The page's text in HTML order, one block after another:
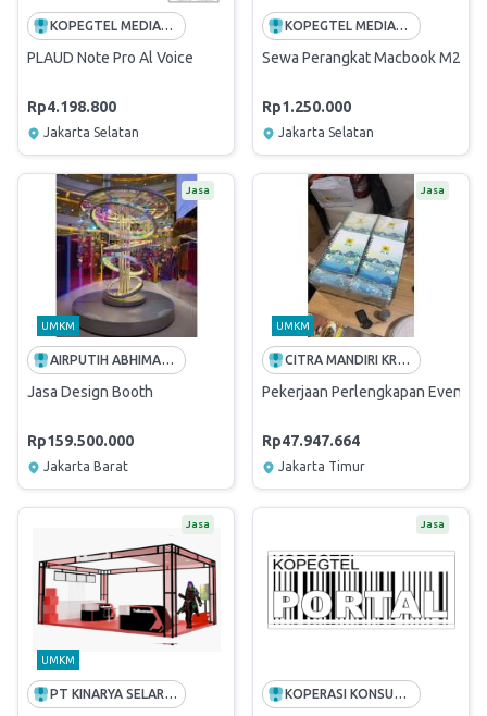
KOPEGTEL MEDIATRON
PLAUD Note Pro Al Voice
Rp4.198.800
Jakarta Selatan
KOPEGTEL MEDIATRON
Sewa Perangkat Macbook M2
Rp1.250.000
Jakarta Selatan
Jasa
UMKM
AIRPUTIH ABHIMANTRA MEDIA
Jasa Design Booth
Rp159.500.000
Jakarta Barat
Jasa
UMKM
CITRA MANDIRI KREATIF
Pekerjaan Perlengkapan Event
Rp47.947.664
Jakarta Timur
Jasa
UMKM
PT KINARYA SELARAS PIRANTI REGIONAL JATENG & DIY
Jasa
KOPERASI KONSUMEN PEGAWAI TELKOM PORTAL